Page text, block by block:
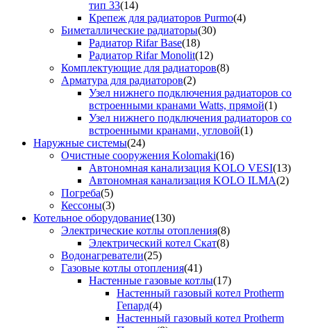
тип 33(14)
Крепеж для радиаторов Purmo(4)
Биметаллические радиаторы(30)
Радиатор Rifar Base(18)
Радиатор Rifar Monolit(12)
Комплектующие для радиаторов(8)
Арматура для радиаторов(2)
Узел нижнего подключения радиаторов со
встроенными кранами Watts, прямой(1)
Узел нижнего подключения радиаторов со
встроенными кранами, угловой(1)
Наружные системы(24)
Очистные сооружения Kolomaki(16)
Автономная канализация KOLO VESI(13)
Автономная канализация KOLO ILMA(2)
Погреба(5)
Кессоны(3)
Котельное оборудование(130)
Электрические котлы отопления(8)
Электрический котел Скат(8)
Водонагреватели(25)
Газовые котлы отопления(41)
Настенные газовые котлы(17)
Настенный газовый котел Protherm
Гепард(4)
Настенный газовый котел Protherm